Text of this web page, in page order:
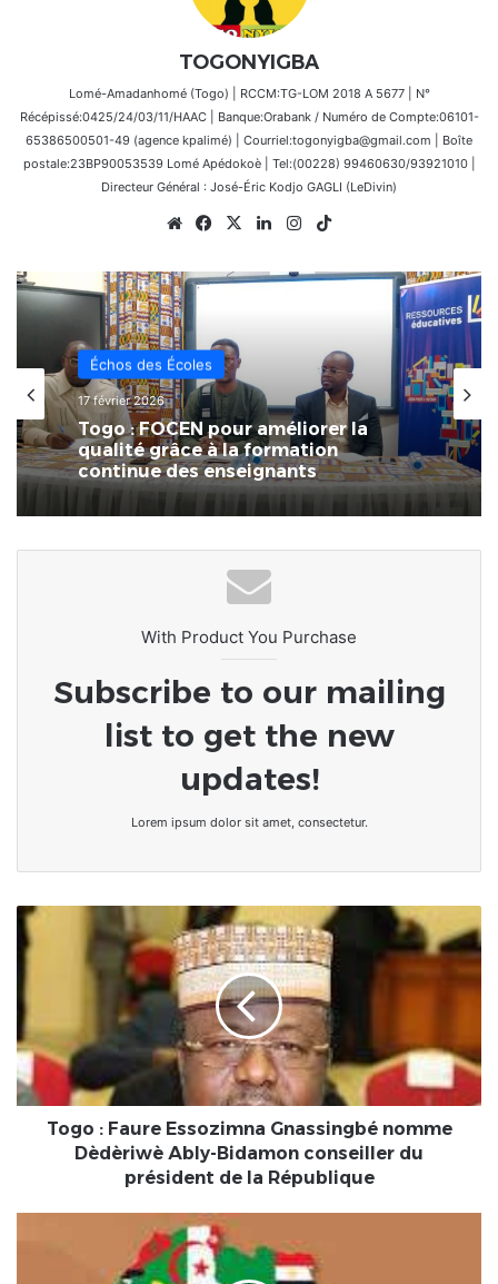
TOGONYIGBA
Lomé-Amadanhomé (Togo) | RCCM:TG-LOM 2018 A 5677 | N°
Récépissé:0425/24/03/11/HAAC | Banque:Orabank / Numéro de Compte:06101-
65386500501-49 (agence kpalimé) | Courriel:togonyigba@gmail.com | Boîte
postale:23BP90053539 Lomé Apédokoè | Tel:(00228) 99460630/93921010 |
Directeur Général : José-Éric Kodjo GAGLI (LeDivin)
WebsiteFacebook
X LinkedinInstagram
Échos des Écoles
17 février 2026
Togo : FOCEN pour améliorer la
qualité grâce à la formation
continue des enseignants
With Product You Purchase
Subscribe to our mailing
list to get the new
updates!
Lorem ipsum dolor sit amet, consectetur.
Togo
nomme
Dèdèriwè
Ably-
Bidamon
conseillerTogo : Faure Essozimna Gnassingbé nomme
Dèdèriwè Ably-Bidamon conseiller du
président de la République